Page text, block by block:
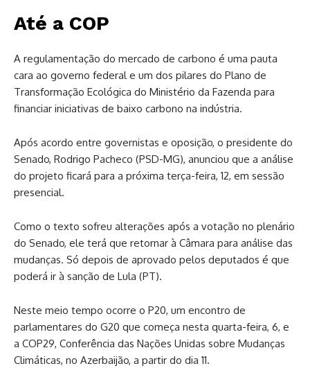
Até a COP
A regulamentação do mercado de carbono é uma pauta
cara ao governo federal e um dos pilares do Plano de
Transformação Ecológica do Ministério da Fazenda para
financiar iniciativas de baixo carbono na indústria.
Após acordo entre governistas e oposição, o presidente do
Senado, Rodrigo Pacheco (PSD-MG), anunciou que a análise
do projeto ficará para a próxima terça-feira, 12, em sessão
presencial.
Como o texto sofreu alterações após a votação no plenário
do Senado, ele terá que retornar à Câmara para análise das
mudanças. Só depois de aprovado pelos deputados é que
poderá ir à sanção de Lula (PT).
Neste meio tempo ocorre o P20, um encontro de
parlamentares do G20 que começa nesta quarta-feira, 6, e
a COP29, Conferência das Nações Unidas sobre Mudanças
Climáticas, no Azerbaijão, a partir do dia 11.